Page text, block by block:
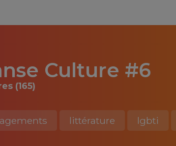
Culture #6
(165)
littérature lgbti